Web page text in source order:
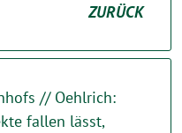
ZURÜCK
// Oehlrich:
fallen lässt,